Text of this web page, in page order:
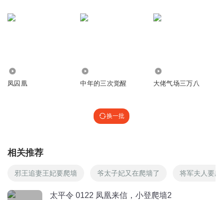
凤囚凰 中年的三次觉醒 大佬气场三万八
换一批
相关推荐
邪王追妻王妃要爬墙 爷太子妃又在爬墙了 将军夫人要爬
太平令 0122 凤凰来信，小登爬墙2